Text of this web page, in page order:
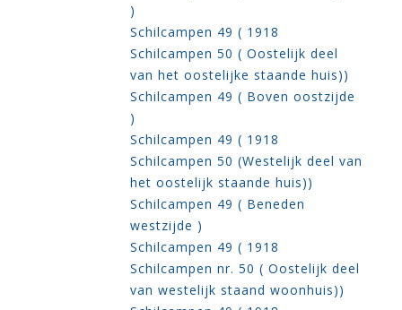
)
Schilcampen 49 ( 1918
Schilcampen 50 ( Oostelijk deel
van het oostelijke staande huis))
Schilcampen 49 ( Boven oostzijde
)
Schilcampen 49 ( 1918
Schilcampen 50 (Westelijk deel van
het oostelijk staande huis))
Schilcampen 49 ( Beneden
westzijde )
Schilcampen 49 ( 1918
Schilcampen nr. 50 ( Oostelijk deel
van westelijk staand woonhuis))